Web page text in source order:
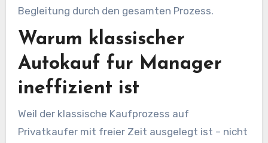
Begleitung durch den gesamten Prozess.
Warum klassischer
Autokauf fur Manager
ineffizient ist
Weil der klassische Kaufprozess auf
Privatkaufer mit freier Zeit ausgelegt ist – nicht